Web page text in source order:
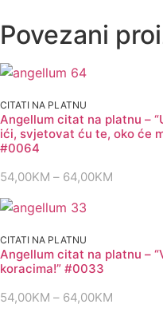
"Bog
je
i
tko
u
ljubavi,
u
Bogu
ostaje,
Bog
njemu.
Iv
4,
16
količina
Povezani
CITATI NA PLATNU
Angellum citat na platnu –
ići, svjetovat ću te, oko će
#0064
54,00KM – 64,00KM
do
CITATI NA PLATNU
Angellum citat na platnu –
koracima!” #0033
54,00KM – 64,00KM